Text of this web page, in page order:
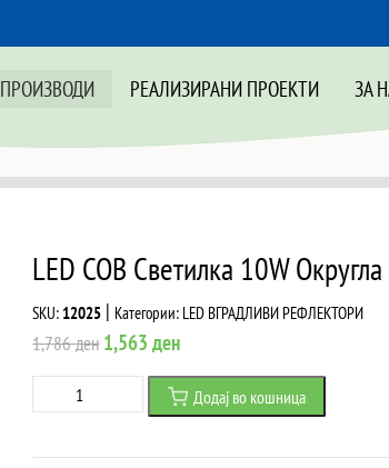
ПРОИЗВОДИ
РЕАЛИЗИРАНИ ПРОЕКТИ ЗА
LED COB Светилка 10W
SKU: 12025 | Категории: LED ВГРАДЛИВИ РЕФЛЕКТОРИ
1,786ден Original
price
1,563денCurrent
price
is:
COB
Светилка
Додај во кошница